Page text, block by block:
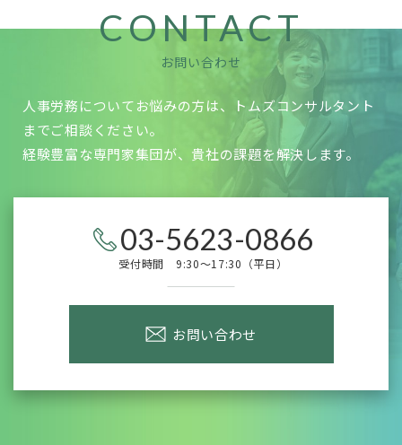
CONTACT
お問い合わせ
人事労務についてお悩みの方は、トムズコンサルタント
までご相談ください。
経験豊富な専門家集団が、貴社の課題を解決します。
03-5623-0866
受付時間 9:30～17:30（平日）
お問い合わせ